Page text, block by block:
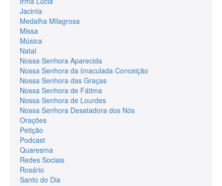
Jacinta
Medalha Milagrosa
Missa
Música
Natal
Nossa Senhora Aparecida
Nossa Senhora da Imaculada Conceição
Nossa Senhora das Graças
Nossa Senhora de Fátima
Nossa Senhora de Lourdes
Nossa Senhora Desatadora dos Nós
Orações
Petição
Podcast
Quaresma
Redes Sociais
Rosário
Santo do Dia